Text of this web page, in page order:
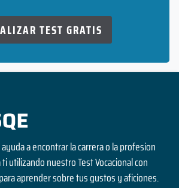
TEST GRATIS
a encontrar la carrera o la profesion
utilizando nuestro Test Vocacional con
aprender sobre tus gustos y aficiones.